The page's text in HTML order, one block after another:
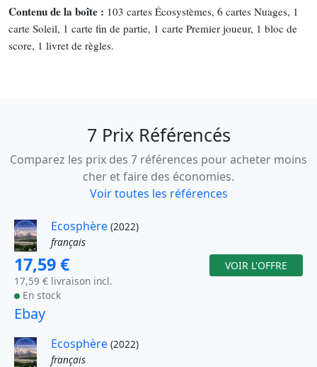
Contenu de la boîte : 103 cartes Écosystèmes, 6 cartes Nuages, 1
carte Soleil, 1 carte fin de partie, 1 carte Premier joueur, 1 bloc de
score, 1 livret de règles.
7 Prix Référencés
Comparez les prix des 7 références pour acheter moins
cher et faire des économies.
Voir toutes les références
Ecosphère (2022)
français
17,59 €
17,59 € livraison incl.
En stock
VOIR L'OFFRE
Ebay
Ecosphère (2022)
français